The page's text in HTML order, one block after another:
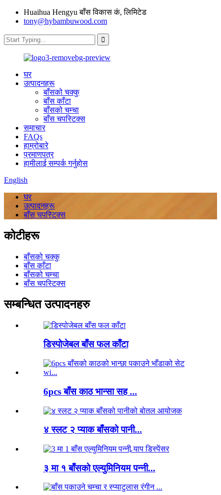
Huaihua Hengyu बाँस विकास कं, लिमिटेड
tony@hybambuwood.com
घर
उत्पादनहरू
बाँसको चक्कु
बाँस काँटा
बाँसको चम्चा
बाँस चपस्टिक्स
समाचार
FAQs
हाम्रोबारे
प्रमाणपत्र
हामीलाई सम्पर्क गर्नुहोस
English
घर
उत्पादनहरू
बाँस चपस्टिक्स
कोटीहरू
बाँसको चक्कु
बाँस काँटा
बाँसको चम्चा
बाँस चपस्टिक्स
सम्बन्धित उत्पादनहरु
डिस्पोजेबल बाँस फल काँटा
6pcs बाँस काठ भान्सा सह ...
४ स्लट २ प्याक बाँसको पानी...
३ मा १ बाँसको एल्युमिनियम पन्नी...